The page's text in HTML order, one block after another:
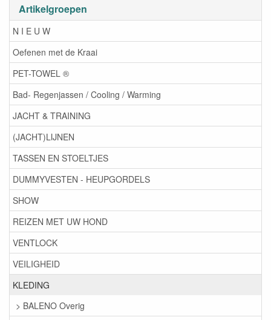
Artikelgroepen
N I E U W
Oefenen met de Kraai
PET-TOWEL ®
Bad- Regenjassen / Cooling / Warming
JACHT & TRAINING
(JACHT)LIJNEN
TASSEN EN STOELTJES
DUMMYVESTEN - HEUPGORDELS
SHOW
REIZEN MET UW HOND
VENTLOCK
VEILIGHEID
KLEDING
> BALENO Overig